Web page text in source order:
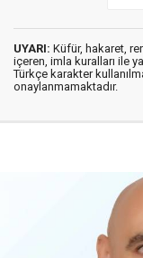
UYARI: Küfür, hakaret,
içeren, imla kuralları ile
Türkçe karakter
onaylanmamaktadır.